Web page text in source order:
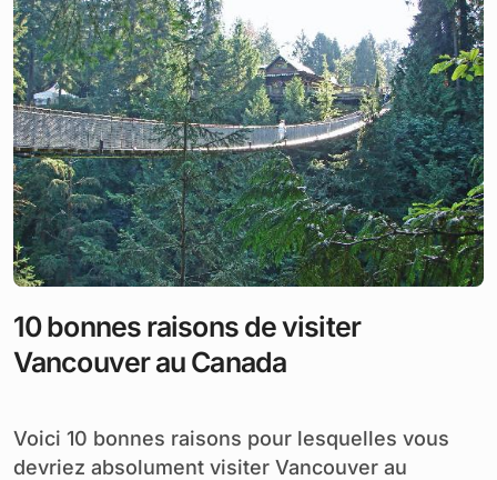
10 bonnes raisons de visiter
Vancouver au Canada
Voici 10 bonnes raisons pour lesquelles vous
devriez absolument visiter Vancouver au